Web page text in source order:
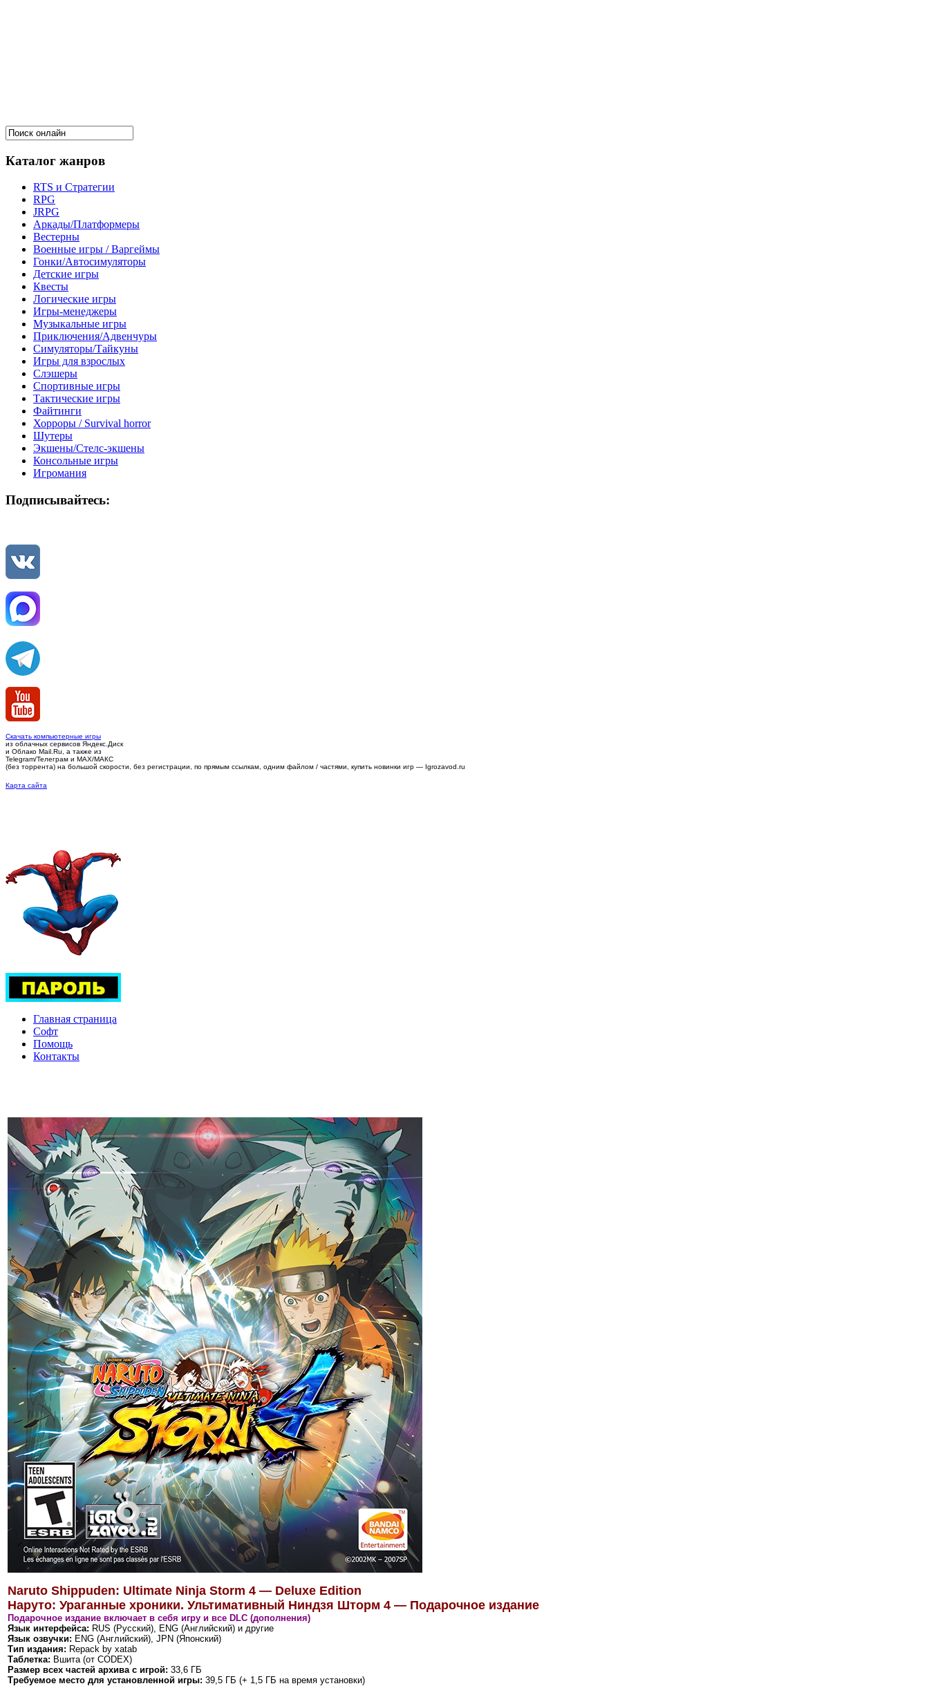
Каталог жанров
RTS и Стратегии
RPG
JRPG
Аркады/Платформеры
Вестерны
Военные игры / Варгеймы
Гонки/Автосимуляторы
Детские игры
Квесты
Логические игры
Игры-менеджеры
Музыкальные игры
Приключения/Адвенчуры
Симуляторы/Тайкуны
Игры для взрослых
Слэшеры
Спортивные игры
Тактические игры
Файтинги
Хорроры / Survival horror
Шутеры
Экшены/Стелс-экшены
Консольные игры
Игромания
Подписывайтесь:
Скачать компьютерные игры
из облачных сервисов Яндекс.Диск
и Облако Mail.Ru, а также из
Telegram/Телеграм и MAX/МАКС
(без торрента) на большой скорости, без регистрации, по прямым ссылкам, одним файлом / частями, купить новинки игр — Igrozavod.ru
Карта сайта
Главная страница
Софт
Помощь
Контакты
Naruto Shippuden: Ultimate Ninja Storm 4 — Deluxe Edition
Наруто: Ураганные хроники. Ультимативный Ниндзя Шторм 4 — Подарочное издание
Подарочное издание включает в себя игру и все DLC (дополнения)
Язык интерфейса: RUS (Русский), ENG (Английский) и другие
Язык озвучки: ENG (Английский), JPN (Японский)
Тип издания: Repack by xatab
Таблетка: Вшита (от CODEX)
Размер всех частей архива с игрой: 33,6 ГБ
Требуемое место для установленной игры: 39,5 ГБ (+ 1,5 ГБ на время установки)